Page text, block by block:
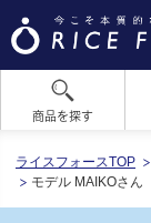
商品を探す
ライスフォースTOP
モデル MAIKOさん